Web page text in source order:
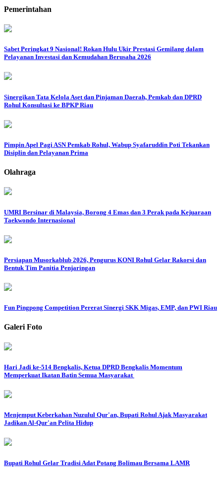
Pemerintahan
Sabet Peringkat 9 Nasional! Rokan Hulu Ukir Prestasi Gemilang dalam
Pelayanan Investasi dan Kemudahan Berusaha 2026
Sinergikan Tata Kelola Aset dan Pinjaman Daerah, Pemkab dan DPRD
Rohul Konsultasi ke BPKP Riau
Pimpin Apel Pagi ASN Pemkab Rohul, Wabup Syafaruddin Poti Tekankan
Disiplin dan Pelayanan Prima
Olahraga
UMRI Bersinar di Malaysia, Borong 4 Emas dan 3 Perak pada Kejuaraan
Taekwondo Internasional
Persiapan Musorkablub 2026, Pengurus KONI Rohul Gelar Rakorsi dan
Bentuk Tim Panitia Penjaringan
Fun Pingpong Competition Pererat Sinergi SKK Migas, EMP, dan PWI Riau
Galeri Foto
Hari Jadi ke-514 Bengkalis, Ketua DPRD Bengkalis Momentum
Memperkuat Ikatan Batin Semua Masyarakat
Menjemput Keberkahan Nuzulul Qur'an, Bupati Rohul Ajak Masyarakat
Jadikan Al-Qur'an Pelita Hidup
Bupati Rohul Gelar Tradisi Adat Potang Bolimau Bersama LAMR